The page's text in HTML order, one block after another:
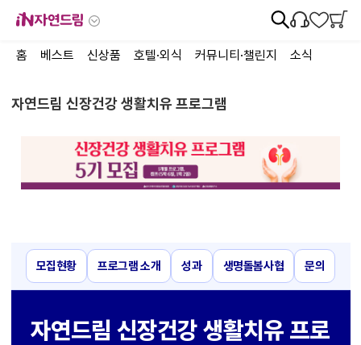
홈 베스트 신상품 호텔·외식 커뮤니티·챌린지 소식
자연드림 신장건강 생활치유 프로그램
모집현황 프로그램 소개 성과 생명돌봄사협 문의
자연드림 신장건강 생활치유 프로